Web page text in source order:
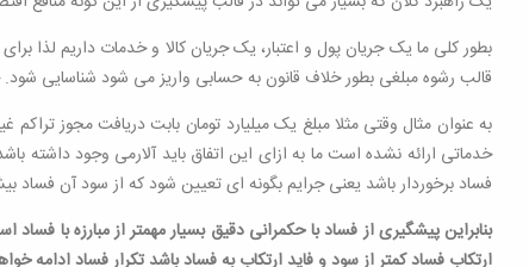
بطور کلی ما یک جریان پول و اعتبار، یک جریان کالا و خدمات داریم لذا
قالب رشوه مبلغی بطور خلاف قانون به حسابی واریز می شود شناسایی شود.
به عنوان مثال وقتی مثلا مبلغ یک میلیارد تومان بابت دریافت مجوز
خدماتی ارائه نشده است ما به ازای این اتفاق باید آلارمی وجود داشته
فساد برخوردار باشد یعنی جرایم بگونه ای تعیین شود که از سود آن فساد
بنابراین پیشگیری از فساد با حکمرانی دقیق بسیار مهمتر از مبارزه با
ارتکاب فساد کمتر از سود و فاید ارتکاب به فساد باشد تکرار فساد